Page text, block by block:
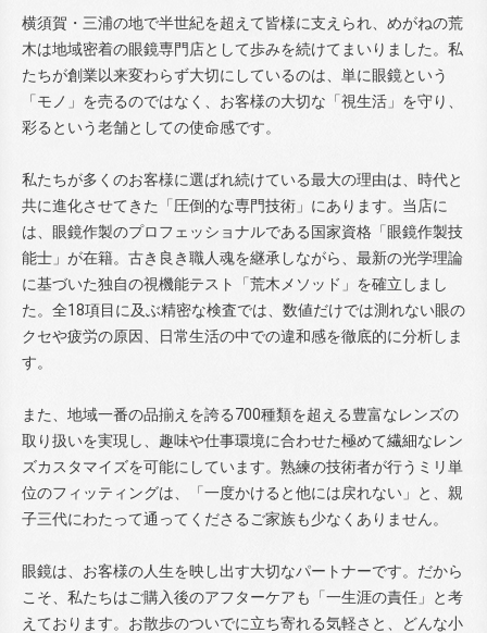
横須賀・三浦の地で半世紀を超えて皆様に支えられ、めがねの荒
木は地域密着の眼鏡専門店として歩みを続けてまいりました。私
たちが創業以来変わらず大切にしているのは、単に眼鏡という
「モノ」を売るのではなく、お客様の大切な「視生活」を守り、
彩るという老舗としての使命感です。
私たちが多くのお客様に選ばれ続けている最大の理由は、時代と
共に進化させてきた「圧倒的な専門技術」にあります。当店に
は、眼鏡作製のプロフェッショナルである国家資格「眼鏡作製技
能士」が在籍。古き良き職人魂を継承しながら、最新の光学理論
に基づいた独自の視機能テスト「荒木メソッド」を確立しまし
た。全18項目に及ぶ精密な検査では、数値だけでは測れない眼の
クセや疲労の原因、日常生活の中での違和感を徹底的に分析しま
す。
また、地域一番の品揃えを誇る700種類を超える豊富なレンズの
取り扱いを実現し、趣味や仕事環境に合わせた極めて繊細なレン
ズカスタマイズを可能にしています。熟練の技術者が行うミリ単
位のフィッティングは、「一度かけると他には戻れない」と、親
子三代にわたって通ってくださるご家族も少なくありません。
眼鏡は、お客様の人生を映し出す大切なパートナーです。だから
こそ、私たちはご購入後のアフターケアも「一生涯の責任」と考
えております。お散歩のついでに立ち寄れる気軽さと、どんな小